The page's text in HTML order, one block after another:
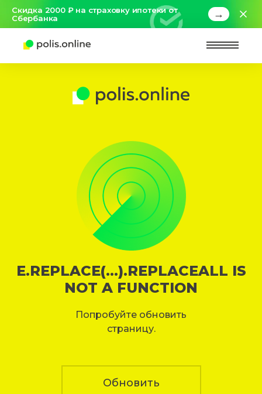
Скидка 2000 ₽ на страховку ипотеки от
Сбербанка
→
E.REPLACE(...).REPLACEALL IS
NOT A FUNCTION
Попробуйте обновить
страницу.
Обновить